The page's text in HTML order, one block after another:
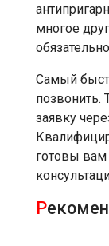
многое
Самый
позвонить.
заявку
готовы вам
Р